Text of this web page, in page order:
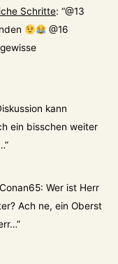
Schritte: “@13
@16
kann
ein bisschen weiter
”
Wer ist Herr
Ach ne, ein Oberst
”